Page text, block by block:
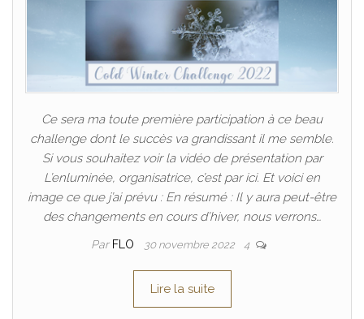
Ce sera ma toute première participation à ce beau
challenge dont le succès va grandissant il me semble.
Si vous souhaitez voir la vidéo de présentation par
L’enluminée, organisatrice, c’est par ici. Et voici en
image ce que j’ai prévu : En résumé : Il y aura peut-être
des changements en cours d’hiver, nous verrons…
Par FLO 30 novembre 2022 4
Lire la suite